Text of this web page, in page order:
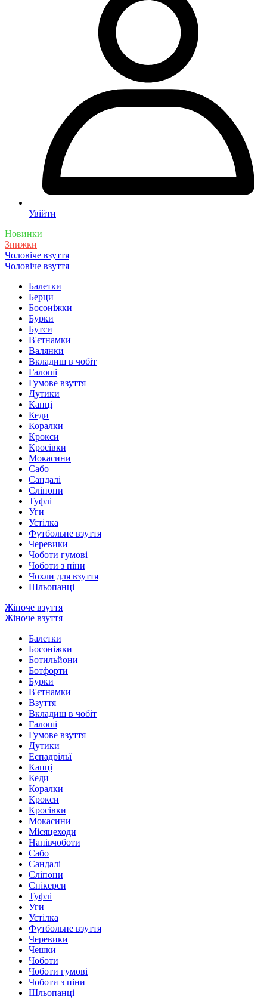
Увійти
Новинки
Знижки
Чоловіче взуття
Чоловіче взуття
Балетки
Берци
Босоніжки
Бурки
Бутси
В'єтнамки
Валянки
Вкладиш в чобіт
Галоші
Гумове взуття
Дутики
Капці
Кеди
Коралки
Крокси
Кросівки
Мокасини
Сабо
Сандалі
Сліпони
Туфлі
Уги
Устілка
Футбольне взуття
Черевики
Чоботи гумові
Чоботи з піни
Чохли для взуття
Шльопанці
Жіноче взуття
Жіноче взуття
Балетки
Босоніжки
Ботильйони
Ботфорти
Бурки
В'єтнамки
Взуття
Вкладиш в чобіт
Галоші
Гумове взуття
Дутики
Еспадрільї
Капці
Кеди
Коралки
Крокси
Кросівки
Мокасини
Місяцеходи
Напівчоботи
Сабо
Сандалі
Сліпони
Снікерси
Туфлі
Уги
Устілка
Футбольне взуття
Черевики
Чешки
Чоботи
Чоботи гумові
Чоботи з піни
Шльопанці